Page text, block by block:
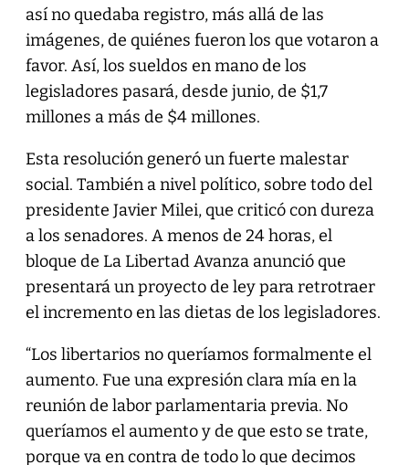
así no quedaba registro, más allá de las
imágenes, de quiénes fueron los que votaron a
favor. Así, los sueldos en mano de los
legisladores pasará, desde junio, de $1,7
millones a más de $4 millones.
Esta resolución generó un fuerte malestar
social. También a nivel político, sobre todo del
presidente Javier Milei, que criticó con dureza
a los senadores. A menos de 24 horas, el
bloque de La Libertad Avanza anunció que
presentará un proyecto de ley para retrotraer
el incremento en las dietas de los legisladores.
“Los libertarios no queríamos formalmente el
aumento. Fue una expresión clara mía en la
reunión de labor parlamentaria previa. No
queríamos el aumento y de que esto se trate,
porque va en contra de todo lo que decimos